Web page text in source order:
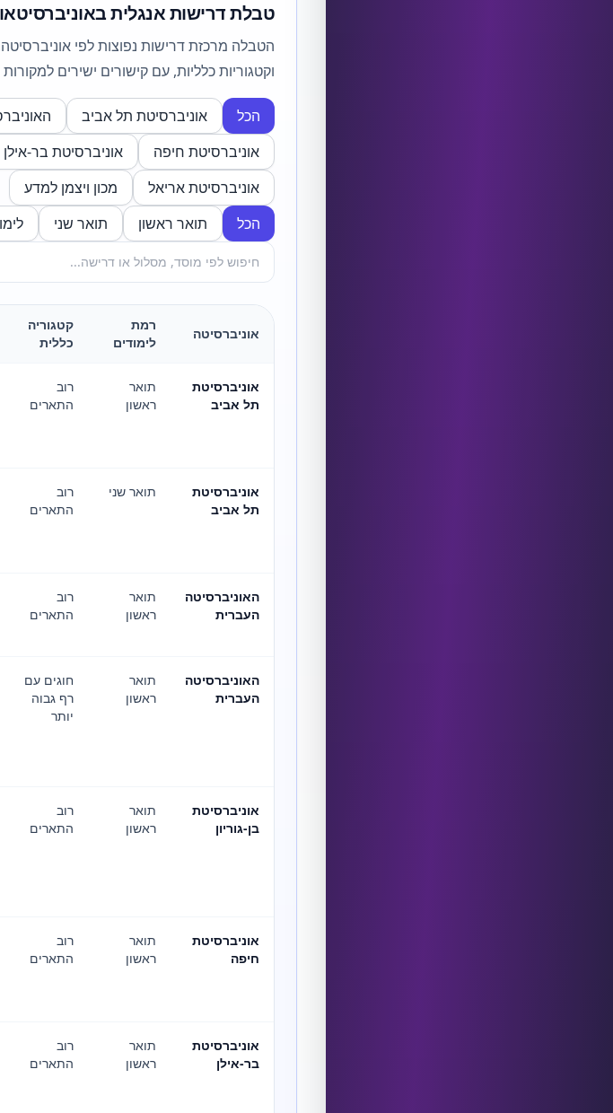
טבלת דרישות אנגלית
הטבלה מרכזת דרישות נפוצות לפי
וקטגוריות כלליות, עם קישורים ישירים
הכל אוניברסיטת תל אביב
אוניברסיטת חיפה
אוניברסיטת בר-אילן
אוניברסיטת אריאל
מכון ויצמן למדע
הכל
תואר ראשון תואר שני
אוניברסיטה
רמת
לימודים
קטגוריה
כללית
אוניברסיטת
תל אביב
תואר
ראשון
רוב
התארים
אוניברסיטת
תל אביב
תואר שני
רוב
התארים
האוניברסיטה
העברית
תואר
ראשון
רוב
התארים
האוניברסיטה
העברית
תואר
ראשון
חוגים עם
רף גבוה
יותר
אוניברסיטת
בן-גוריון
תואר
ראשון
רוב
התארים
אוניברסיטת
חיפה
תואר
ראשון
רוב
התארים
אוניברסיטת
בר-אילן
תואר
ראשון
רוב
התארים